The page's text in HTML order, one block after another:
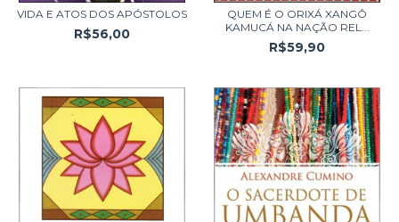
VIDA E ATOS DOS APÓSTOLOS
R$56,00
QUEM É O ORIXÁ XANGÔ
KAMUCÁ NA NAÇÃO REL...
R$59,90